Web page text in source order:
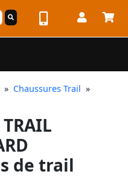
» Chaussures Trail »
de trail